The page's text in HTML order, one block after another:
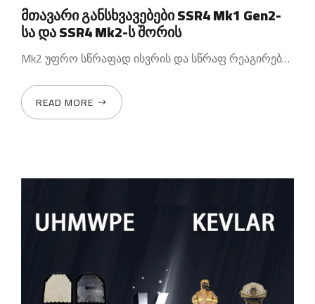
მთავარი განსხვავებები SSR4 Mk1 Gen2-
სა და SSR4 Mk2-ს შორის
Mk2 უფრო სწრაფად ისვრის და სწრაფ რეაგირებას იძლევა
READ MORE